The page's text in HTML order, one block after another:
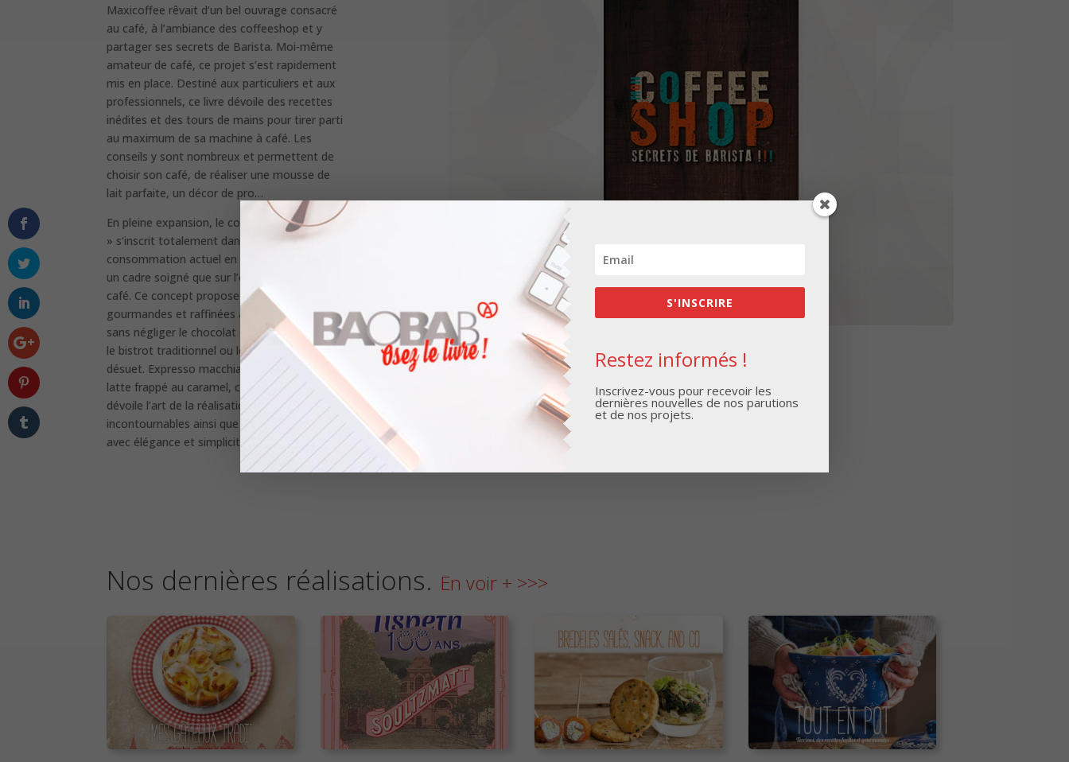
Maxicoffee rêvait d’un bel ouvrage consacré
au café, à l’ambiance des coffeeshop et y
partager ses secrets de Barista. Moi-même
amateur de café, ce projet s’est rapidement
mis en place. Destiné aux particuliers et aux
professionnels, ce livre dévoile des recettes
inédites et des tours de mains pour tirer parti
au maximum de sa machine à café. Les
conseils y sont nombreux et permettent de
choisir son café, de réaliser une mousse de
lait parfaite, un décor de pro…
En pleine expansion, le concept « coffee shop
» s’inscrit totalement dans le mode de
consommation actuel en reposant autant sur
un cadre soigné que sur l’originalité de l’offre
café. Ce concept propose des boissons
gourmandes et raffinées à base d’expresso,
sans négliger le chocolat et le thé. Il détrône
le bistrot traditionnel ou le salon de thé
désuet. Expresso macchiato crème brûlée,
latte frappé au caramel, cet ouvrage vous
dévoile l’art de la réalisation de recettes
incontournables ainsi que de cocktails créatifs
avec élégance et simplicité.
Nos dernières réalisations. En voir + >>>
S'INSCRIRE
Restez informés !
Inscrivez-vous pour recevoir les
dernières nouvelles de nos parutions
et de nos projets.